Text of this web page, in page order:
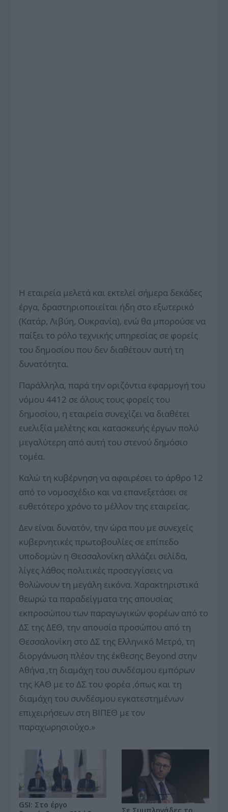
Η εταιρεία μελετά και εκτελεί σήμερα δεκάδες
έργα, δραστηριοποιείται ήδη στο εξωτερικό
(Κατάρ, Λιβύη, Ουκρανία), ενώ θα μπορούσε να
παίξει το ρόλο τεχνικής υπηρεσίας σε φορείς
του δημοσίου που δεν διαθέτουν αυτή τη
δυνατότητα.
Παράλληλα, παρά την οριζόντια εφαρμογή του
νόμου 4412 σε όλους τους φορείς του
δημοσίου, η εταιρεία συνεχίζει να διαθέτει
ευελιξία μελέτης και κατασκευής έργων πολύ
μεγαλύτερη από αυτή του στενού δημόσιο
τομέα.
Καλώ τη κυβέρνηση να αφαιρέσει το άρθρο 12
από το νομοσχέδιο και να επανεξετάσει σε
ευθετότερο χρόνο το μέλλον της εταιρείας.
Δεν είναι δυνατόν, την ώρα που με συνεχείς
κυβερνητικές πρωτοβουλίες σε επίπεδο
υποδομών η Θεσσαλονίκη αλλάζει σελίδα,
λίγες λάθος πολιτικές προσεγγίσεις να
θολώνουν τη μεγάλη εικόνα. Χαρακτηριστικά
θεωρώ τα παραδείγματα της απουσίας
εκπροσώπου των παραγωγικών φορέων από το
ΔΣ της ΔΕΘ, την απουσία προσώπου από τη
Θεσσαλονίκη στο ΔΣ της Ελληνικό Μετρό, τη
διοργάνωση πλέον της έκθεσης Beyond στην
Αθήνα ,τη διαμάχη του συνδέσμου εμπόρων
της ΚΑΘ με το ΔΣ του φορέα ,όπως και τη
διαμάχη του συνδέσμου εγκατεστημένων
επιχειρήσεων στη ΒΙΠΕΘ με τον
παραχωρησιούχο.»
GSI: Στο έργο
Σε Συμπληγάδες το